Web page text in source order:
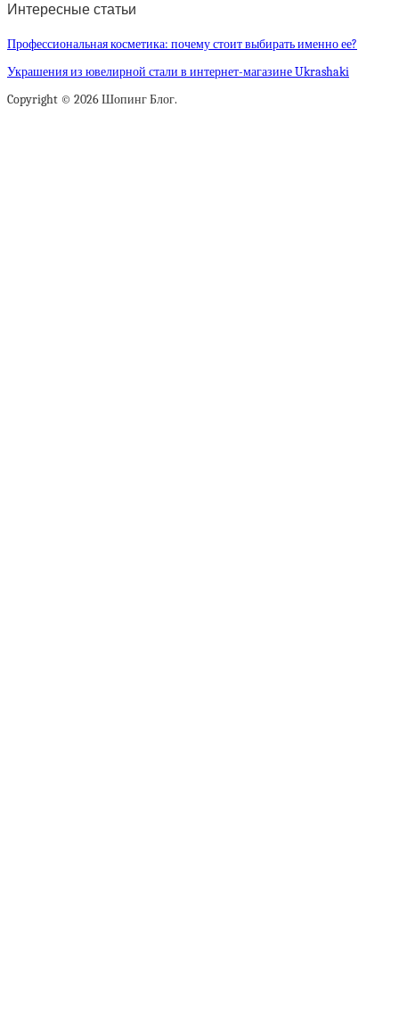
Интересные статьи
Профессиональная косметика: почему стоит выбирать именно ее?
Украшения из ювелирной стали в интернет-магазине Ukrashaki
Copyright © 2026 Шопинг Блог.